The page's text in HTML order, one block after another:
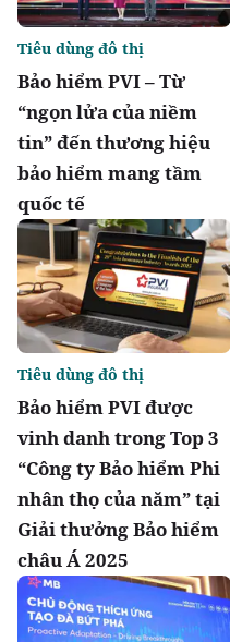
Bảo hiểm PVI – Từ
“ngọn lửa của niềm
tin” đến thương hiệu
bảo hiểm mang tầm
quốc tế
Tiêu dùng đô thị
Bảo hiểm PVI được
vinh danh trong Top 3
“Công ty Bảo hiểm Phi
nhân thọ của năm” tại
Giải thưởng Bảo hiểm
châu Á 2025
Tiêu dùng đô thị